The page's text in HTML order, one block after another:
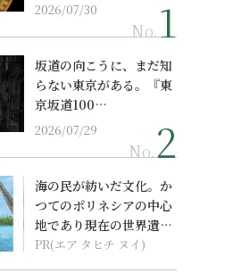
2026/07/30
No.
坂道の向こうに、まだ知
らない東京がある。『東
京坂道100…
2026/07/29
No.
海の民が紡いだ文化。か
つてのポリネシアの中心
地であり現在の世界遺産
からみえてくる...
PR(エア タヒチ ヌイ)